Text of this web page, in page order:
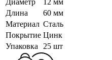
Длина
60 мм
Материал Сталь
Покрытие Цинк
Упаковка
25 шт